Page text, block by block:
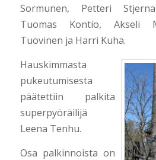
Sormunen, Petteri
Tuomas Kontio, Akseli
Tuovinen ja Harri Kuha.
Hauskimmasta
pukeutumisesta
päätettiin palkita
superpyöräilijä
Leena Tenhu.
Osa palkinnoista on